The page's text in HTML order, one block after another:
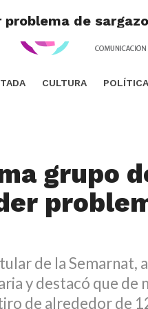
CULTURA POLÍTICA
de sargazo
grupo
de la Semarnat,
y destacó que de
de alrededor de